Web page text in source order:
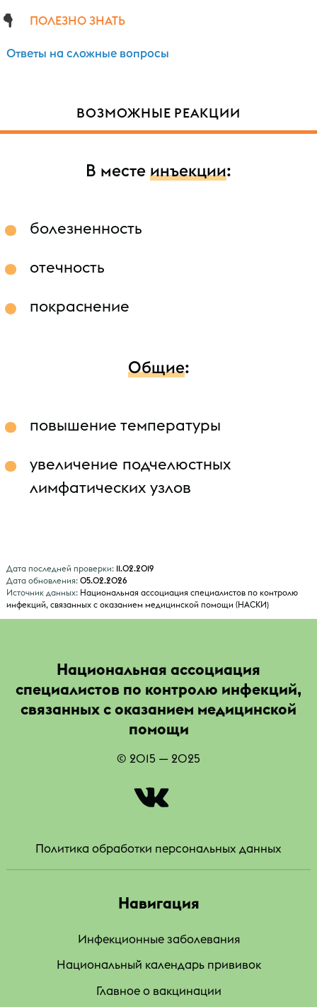
ПОЛЕЗНО ЗНАТЬ
Ответы на сложные вопросы
ВОЗМОЖНЫЕ РЕАКЦИИ
В месте инъекции:
болезненность
отечность
покраснение
Общие:
повышение температуры
увеличение подчелюстных
лимфатических узлов
Дата последней проверки: 11.02.2019
Дата обновления: 05.02.2026
Источник данных: Национальная ассоциация специалистов по контролю
инфекций, связанных с оказанием медицинской помощи (НАСКИ)
Национальная ассоциация
специалистов по контролю инфекций,
связанных с оказанием медицинской
помощи
© 2015 — 2025
|
Политика обработки персональных данных
Навигация
Инфекционные заболевания
Национальный календарь прививок
Главное о вакцинации